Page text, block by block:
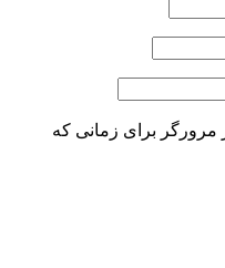
مرورگر برای زمانی که